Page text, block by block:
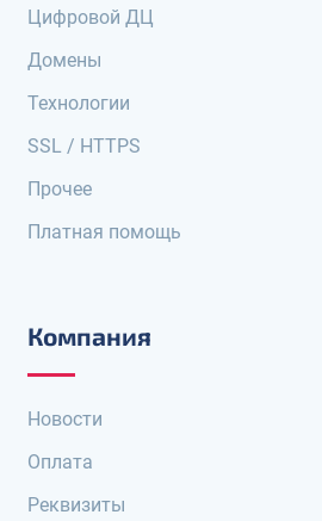
Цифровой ДЦ
Домены
Технологии
SSL / HTTPS
Прочее
Платная помощь
Компания
Новости
Оплата
Реквизиты